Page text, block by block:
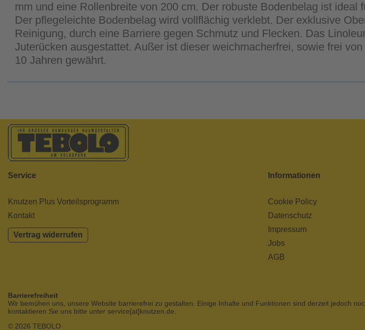
mm und eine Rollenbreite von 200 cm. Der robuste Bodenbelag ist
Der pflegeleichte Bodenbelag wird vollflächig verklebt. Der exklusive
Reinigung, durch eine Barriere gegen Schmutz und Flecken. Das
Juterücken ausgestattet. Außer ist dieser weichmacherfrei, sowie frei
10 Jahren gewährt.
Service
Knutzen Plus Vorteilsprogramm
Kontakt
Vertrag widerrufen
Informationen
Cookie Policy
Datenschutz
Impressum
Jobs
AGB
Barrierefreiheit
Wir bemühen uns, unsere Website barrierefrei zu gestalten. Einige Inhalte und Funktionen sind derzeit jedoch
kontaktieren Sie uns bitte unter service[at]knutzen.de.
© 2026 TEBOLO